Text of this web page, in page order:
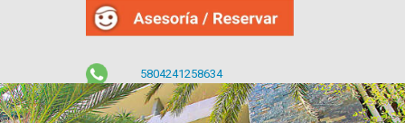
5804241258634